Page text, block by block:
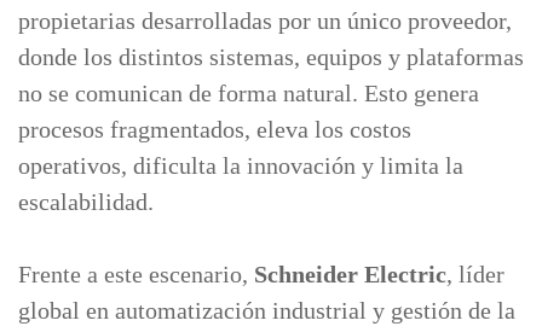
propietarias desarrolladas por un único proveedor,
donde los distintos sistemas, equipos y plataformas
no se comunican de forma natural. Esto genera
procesos fragmentados, eleva los costos
operativos, dificulta la innovación y limita la
escalabilidad.
Frente a este escenario, Schneider Electric, líder
global en automatización industrial y gestión de la